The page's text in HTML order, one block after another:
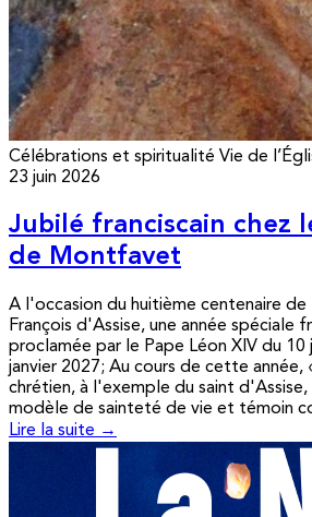
Célébrations et spiritualité Vie de
23 juin 2026
Jubilé franciscain chez
de Montfavet
A l'occasion du huitième centenaire de
François d'Assise, une année spéciale
proclamée par le Pape Léon XIV du 10
janvier 2027; Au cours de cette année,
chrétien, à l'exemple du saint d'Assise,
modèle de sainteté de vie et témoin
Lire la suite →